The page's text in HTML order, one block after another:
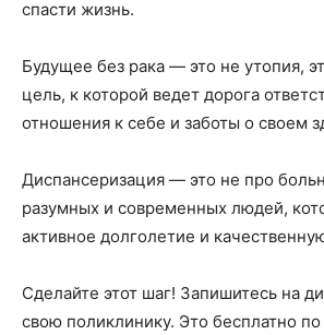
спасти жизнь.
Будущее без рака — это не утопия,
цель, к которой ведет дорога
отношения к себе и заботы о своем
Диспансеризация — это не про
разумных и современных людей,
активное долголетие и
Сделайте этот шаг! Запишитесь на
свою поликлинику. Это бесплатно